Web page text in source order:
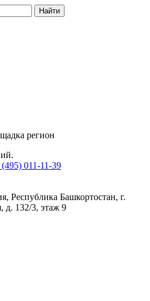
регион
011-11-39
Республика Башкортостан, г.
д. 132/3, этаж 9